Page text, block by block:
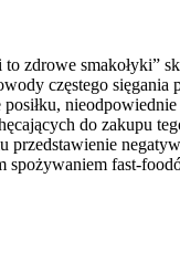
zdrowe smakołyki”
częstego sięgania
do zakupu
przedstawienie
spożywaniem fast-